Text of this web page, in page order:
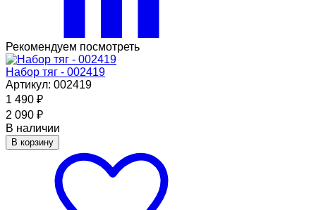
Рекомендуем посмотреть
Набор тяг - 002419
Артикул: 002419
1 490 ₽
2 090 ₽
В наличии
В корзину